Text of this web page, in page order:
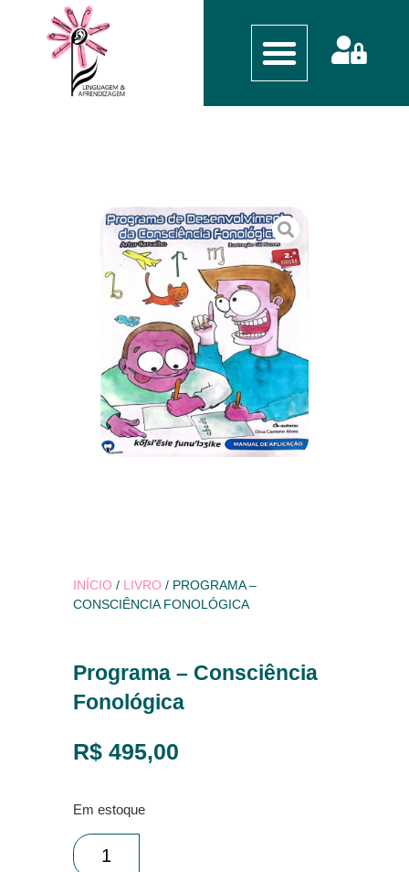
INÍCIO / LIVRO / PROGRAMA –
CONSCIÊNCIA FONOLÓGICA
Programa – Consciência
Fonológica
R$ 495,00
Em estoque